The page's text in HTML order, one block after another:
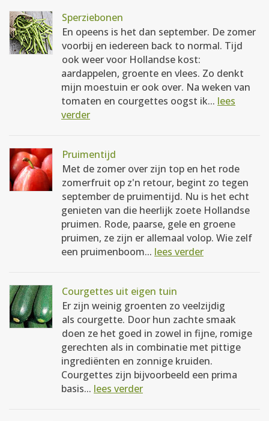
Sperziebonen
En opeens is het dan september. De zomer
voorbij en iedereen back to normal. Tijd
ook weer voor Hollandse kost:
aardappelen, groente en vlees. Zo denkt
mijn moestuin er ook over. Na weken van
tomaten en courgettes oogst ik... lees
verder
Pruimentijd
Met de zomer over zijn top en het rode
zomerfruit op z'n retour, begint zo tegen
september de pruimentijd. Nu is het echt
genieten van die heerlijk zoete Hollandse
pruimen. Rode, paarse, gele en groene
pruimen, ze zijn er allemaal volop. Wie zelf
een pruimenboom... lees verder
Courgettes uit eigen tuin
Er zijn weinig groenten zo veelzijdig
als courgette. Door hun zachte smaak
doen ze het goed in zowel in fijne, romige
gerechten als in combinatie met pittige
ingrediënten en zonnige kruiden.
Courgettes zijn bijvoorbeeld een prima
basis... lees verder